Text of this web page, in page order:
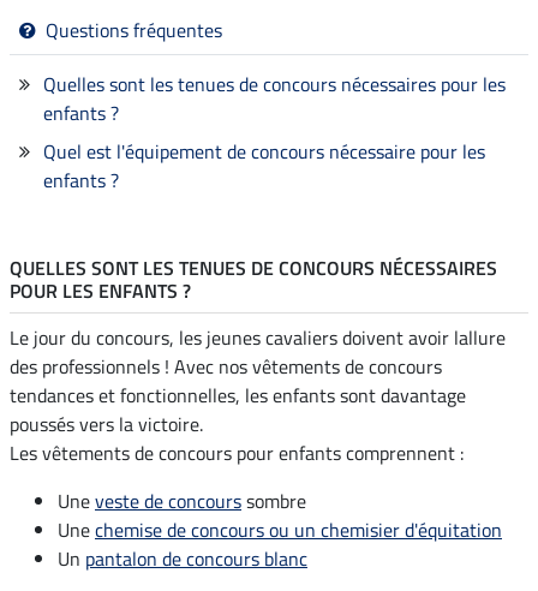
Questions fréquentes
Quelles sont les tenues de concours nécessaires pour les
enfants ?
Quel est l'équipement de concours nécessaire pour les
enfants ?
QUELLES SONT LES TENUES DE CONCOURS NÉCESSAIRES
POUR LES ENFANTS ?
Le jour du concours, les jeunes cavaliers doivent avoir lallure
des professionnels ! Avec nos vêtements de concours
tendances et fonctionnelles, les enfants sont davantage
poussés vers la victoire.
Les vêtements de concours pour enfants comprennent :
Uneveste de concourssombre
Unechemise de concours ou un chemisier d'équitation
Un pantalon de concours blanc